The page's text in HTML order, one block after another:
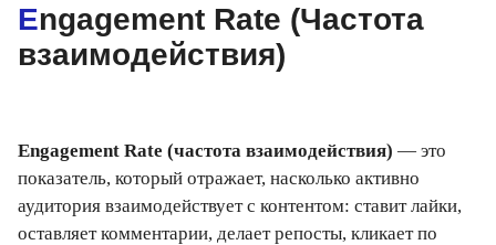
Engagement Rate (Частота
взаимодействия)
Engagement Rate (частота взаимодействия) — это
показатель, который отражает, насколько активно
аудитория взаимодействует с контентом: ставит лайки,
оставляет комментарии, делает репосты, кликает по